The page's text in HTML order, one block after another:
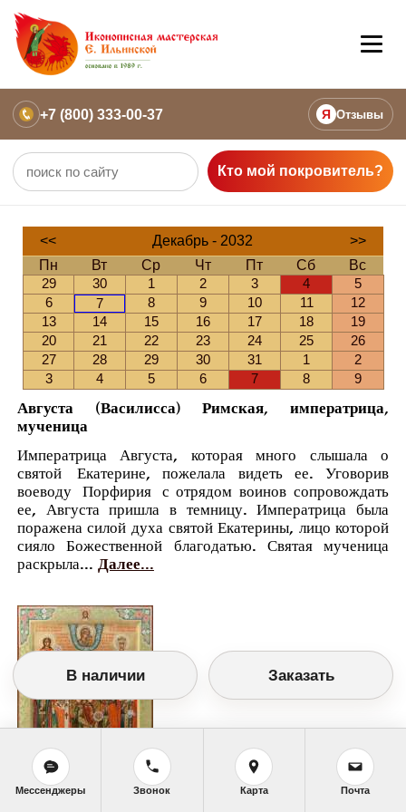
+7 (800) 333-00-37 Я Отзывы
Кто мой покровитель?
<< Декабрь - 2032
>>
Пн
Вт Ср Чт Пт Сб
Вс
29
30 1 2 3 4
5
6
7 8 9 10 11
12
13
14 15 16 17 18
19
20
21 22 23 24 25
26
27
28 29 30 31 1
2
3
4 5 6 7 8 9
Августа (Василисса) Римская, императрица,
мученица
Императрица Августа, которая много слышала о
святой Екатерине, пожелала видеть ее. Уговорив
воеводу Порфирия с отрядом воинов сопровождать
ее, Августа пришла в темницу. Императрица была
поражена силой духа святой Екатерины, лицо которой
сияло Божественной благодатью. Святая мученица
раскрыла... Далее...
Православный календарь
В наличии Заказать
Мессенджеры Звонок Карта Почта